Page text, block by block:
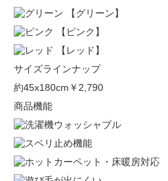
【グリーン】
【ピンク】
【レッド】
サイズラインナップ
約45x180cm ￥2,790
商品機能